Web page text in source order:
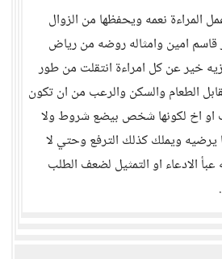
المراءة نعمه ويحفظها من الزوال
امين وامثاله روضه من رياض
خير عن كل امراءة انتقلت من طور
الطعام والسكن والرعب من ان تكون
او اخ لكونها شخص بيضع شروط ولا
يرضيه ويملك كذلك الترفع وحتي لا
الادعاء او التمثيل لضعف الطلب